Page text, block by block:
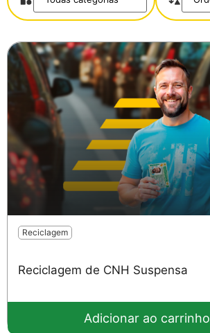
Reciclagem
Reciclagem de CNH Suspensa
Adicionar ao carrinho